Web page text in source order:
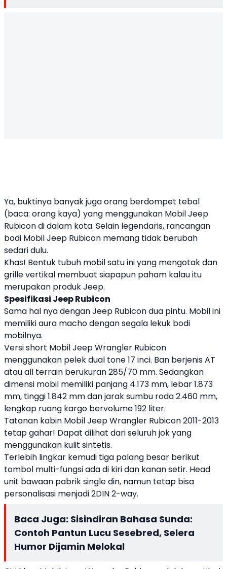
Ya, buktinya banyak juga orang berdompet tebal
(baca: orang kaya) yang menggunakan Mobil Jeep
Rubicon di dalam kota. Selain legendaris, rancangan
bodi Mobil Jeep Rubicon memang tidak berubah
sedari dulu.
Khas! Bentuk tubuh mobil satu ini yang mengotak dan
grille vertikal membuat siapapun paham kalau itu
merupakan produk Jeep.
Spesifikasi Jeep Rubicon
Sama hal nya dengan Jeep Rubicon dua pintu. Mobil ini
memiliki aura macho dengan segala lekuk bodi
mobilnya.
Versi short Mobil Jeep Wrangler Rubicon
menggunakan pelek dual tone 17 inci. Ban berjenis AT
atau all terrain berukuran 285/70 mm. Sedangkan
dimensi mobil memiliki panjang 4.173 mm, lebar 1.873
mm, tinggi 1.842 mm dan jarak sumbu roda 2.460 mm,
lengkap ruang kargo bervolume 192 liter.
Tatanan kabin Mobil Jeep Wrangler Rubicon 2011-2013
tetap gahar! Dapat dilihat dari seluruh jok yang
menggunakan kulit sintetis.
Terlebih lingkar kemudi tiga palang besar berikut
tombol multi-fungsi ada di kiri dan kanan setir. Head
unit bawaan pabrik single din, namun tetap bisa
personalisasi menjadi 2DIN 2-way.
Baca Juga: Sisindiran Bahasa Sunda:
Contoh Pantun Lucu Sesebred, Selera
Humor Dijamin Melokal